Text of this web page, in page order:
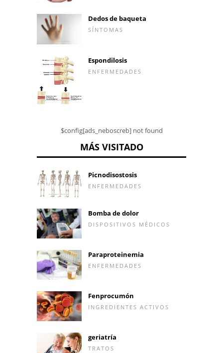
Dedos de baqueta
SÍNTOMAS
Espondilosis
ENFERMEDADES
$config[ads_neboscreb] not found
MÁS VISITADO
Picnodisostosis
ENFERMEDADES
Bomba de dolor
DISPOSITIVOS MÉDICOS
Paraproteinemia
ENFERMEDADES
Fenprocumón
INGREDIENTES ACTIVOS
geriatría
TRATOS